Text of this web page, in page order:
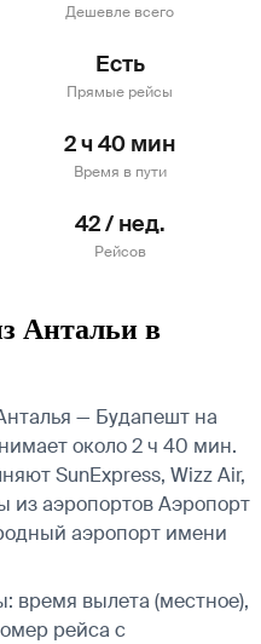
Дешевле всего
Есть
Прямые рейсы
2 ч 40 мин
Время в пути
42 / нед.
Рейсов
Антальи в
— Будапешт на
около 2 ч 40 мин.
SunExpress, Wizz Air,
из аэропортов Аэропорт
аэропорт имени
время вылета (местное),
рейса с